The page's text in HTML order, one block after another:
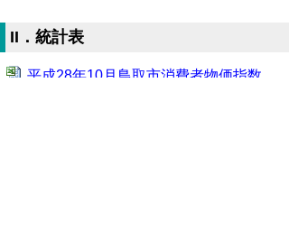
II．統計表
平成28年10月鳥取市消費者物価指数